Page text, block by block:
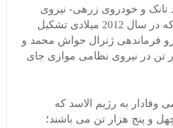
و خودروی زرهی- نیروی
دفاع ملی سوریه که در سال 2012 میلادی تشکیل
فرماندهی ژنرال حواش محمد و
تن در نیروی نظامی موازی جای
وفادار به رژیم الاسد که
و پنج هزار تن می باشند؛